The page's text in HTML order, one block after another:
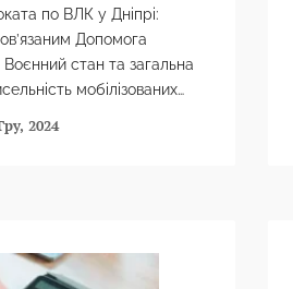
по ВЛК у Дніпрі:
Допомога
Воєнний стан та загальна
мобілізованих
ключовим моментом є…
2024